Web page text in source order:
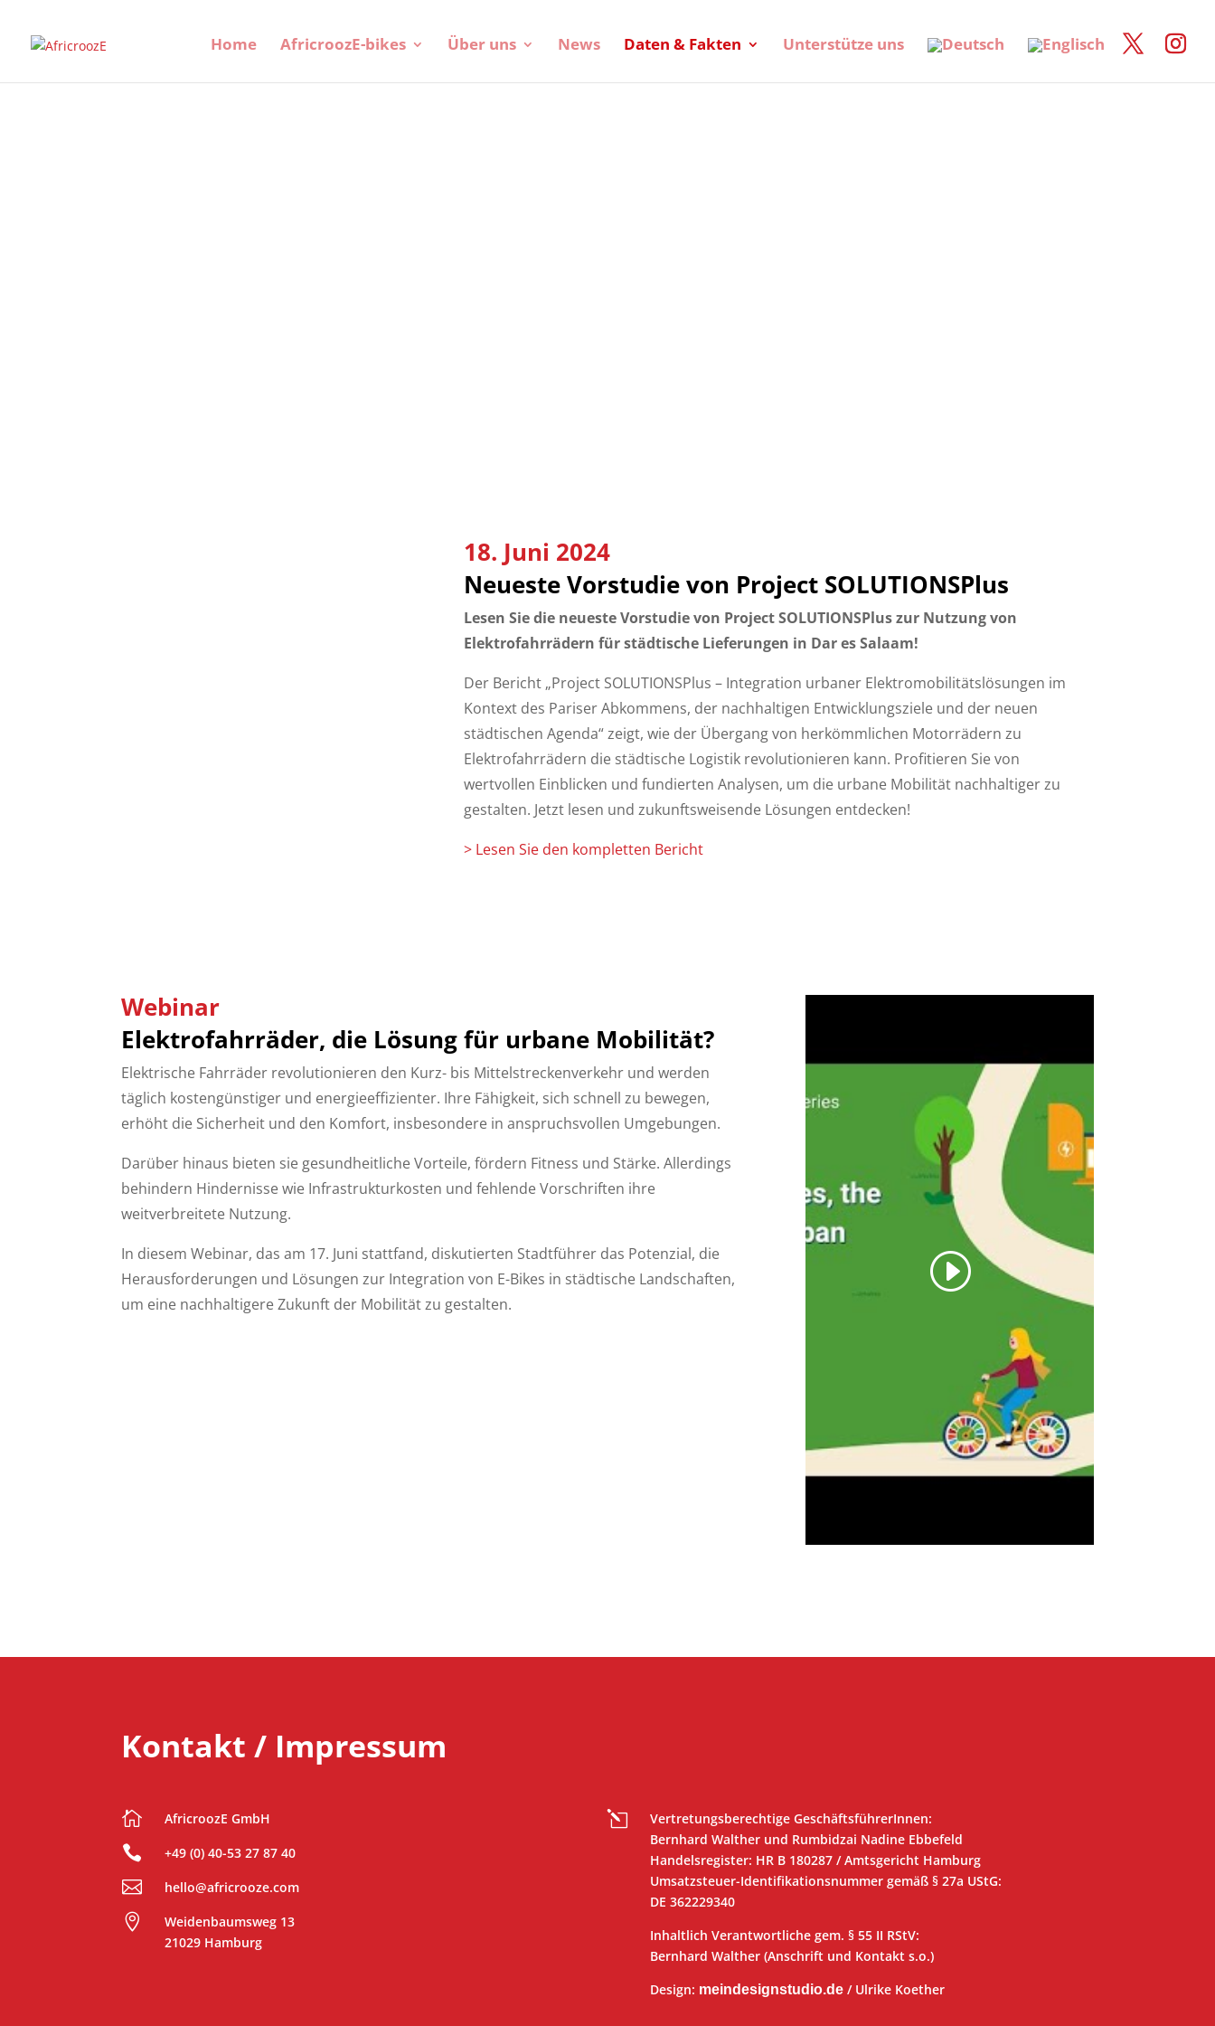
Home AfricroozE-bikes Über uns News Daten & Fakten Unterstütze uns
18. Juni 2024
Neueste Vorstudie von Project SOLUTIONSPlus
Lesen Sie die neueste Vorstudie von Project SOLUTIONSPlus zur Nutzung von
Elektrofahrrädern für städtische Lieferungen in Dar es Salaam!
Der Bericht „Project SOLUTIONSPlus – Integration urbaner Elektromobilitätslösungen im
Kontext des Pariser Abkommens, der nachhaltigen Entwicklungsziele und der neuen
städtischen Agenda“ zeigt, wie der Übergang von herkömmlichen Motorrädern zu
Elektrofahrrädern die städtische Logistik revolutionieren kann. Profitieren Sie von
wertvollen Einblicken und fundierten Analysen, um die urbane Mobilität nachhaltiger zu
gestalten. Jetzt lesen und zukunftsweisende Lösungen entdecken!
> Lesen Sie den kompletten Bericht
Webinar
Elektrofahrräder, die Lösung für urbane Mobilität?
Elektrische Fahrräder revolutionieren den Kurz- bis Mittelstreckenverkehr und werden
täglich kostengünstiger und energieeffizienter. Ihre Fähigkeit, sich schnell zu bewegen,
erhöht die Sicherheit und den Komfort, insbesondere in anspruchsvollen Umgebungen.
Darüber hinaus bieten sie gesundheitliche Vorteile, fördern Fitness und Stärke. Allerdings
behindern Hindernisse wie Infrastrukturkosten und fehlende Vorschriften ihre
weitverbreitete Nutzung.
In diesem Webinar, das am 17. Juni stattfand, diskutierten Stadtführer das Potenzial, die
Herausforderungen und Lösungen zur Integration von E-Bikes in städtische Landschaften,
um eine nachhaltigere Zukunft der Mobilität zu gestalten.
Kontakt / Impressum
 AfricroozE GmbH
 +49 (0) 40-53 27 87 40
 hello@africrooze.com

Weidenbaumsweg 13
21029 Hamburg
l
Vertretungsberechtige GeschäftsführerInnen:
Bernhard Walther und Rumbidzai Nadine Ebbefeld
Handelsregister: HR B 180287 / Amtsgericht Hamburg
Umsatzsteuer-Identifikationsnummer gemäß § 27a UStG:
DE 362229340
Inhaltlich Verantwortliche gem. § 55 II RStV:
Bernhard Walther (Anschrift und Kontakt s.o.)
Design: meindesignstudio.de / Ulrike Koether